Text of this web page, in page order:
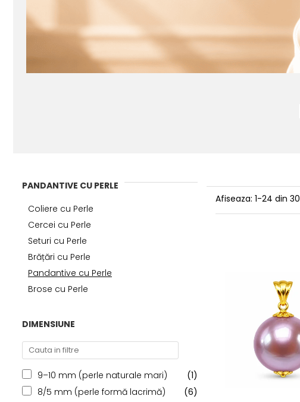
PANDANTIVE CU PERLE
Coliere cu Perle
Cercei cu Perle
Seturi cu Perle
Brățări cu Perle
Pandantive cu Perle
Brose cu Perle
DIMENSIUNE
9–10 mm (perle naturale mari)
(1)
8/5 mm (perle formă lacrimă)
(6)
Afiseaza: 1-24 din 30